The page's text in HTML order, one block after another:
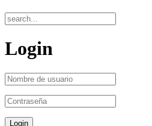
Login